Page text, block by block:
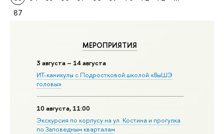
МЕРОПРИЯТИЯ
3 августа – 14 августа
ИТ-каникулы с Подростковой школой «ВыШЭ
головы»
10 августа, 11:00
Экскурсия по корпусу на ул. Костина и прогулка
по Заповедным кварталам
87